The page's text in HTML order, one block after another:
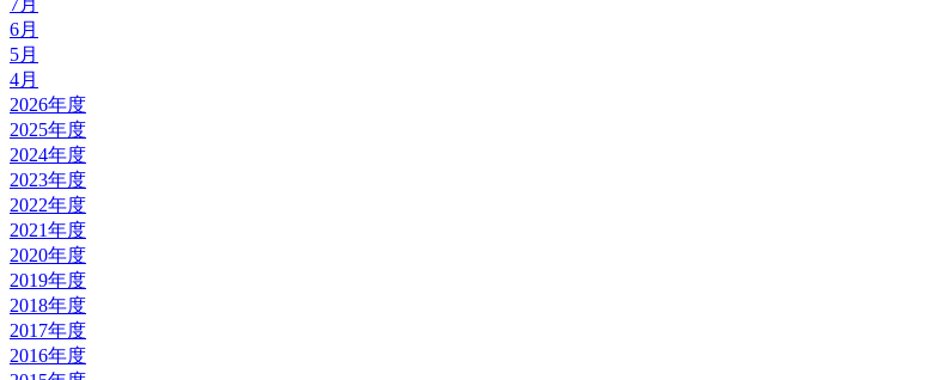
7月
6月
5月
4月
2026年度
2025年度
2024年度
2023年度
2022年度
2021年度
2020年度
2019年度
2018年度
2017年度
2016年度